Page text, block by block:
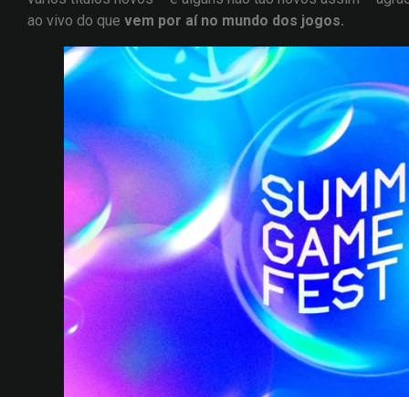
ao vivo do que vem por aí no mundo dos jogos.